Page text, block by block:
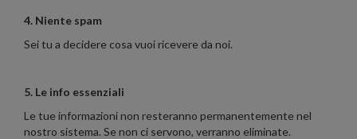
4. Niente spam
Sei tu a decidere cosa vuoi ricevere da noi.
5. Le info essenziali
Le tue informazioni non resteranno permanentemente nel
nostro sistema. Se non ci servono, verranno eliminate.